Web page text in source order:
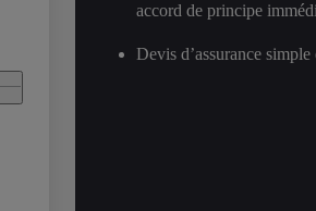
accord de principe
Devis d’assurance simple